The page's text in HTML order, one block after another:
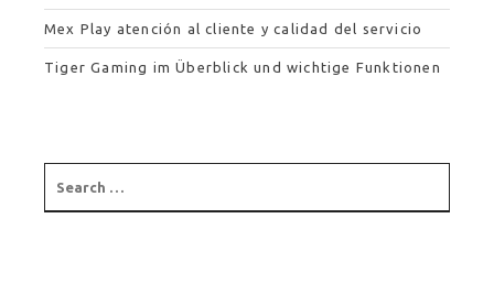
Mex Play atención al cliente y calidad del servicio
Tiger Gaming im Überblick und wichtige Funktionen